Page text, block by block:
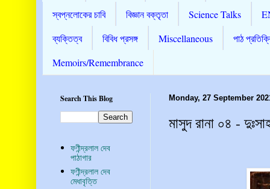
স্বপ্নলোকের চাবি
বিজ্ঞান বক্তৃতা Science Talks
ব্যক্তিত্ব
বিবিধ প্রসঙ্গ Miscellaneous
পাঠ
Memoirs/Remembrance
Monday, 27 September
মাসুদ রানা ০৪ -
Search This Blog
ফণীন্দ্রলাল দেব
পাঠাগার
ফণীন্দ্রলাল দেব
মেধাবৃত্তি